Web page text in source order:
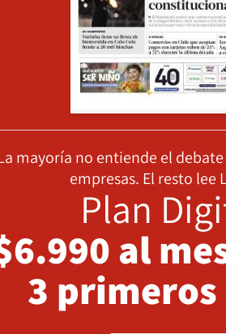
mayoría no entiende el
empresas. El resto lee
Plan
al
3 primeros